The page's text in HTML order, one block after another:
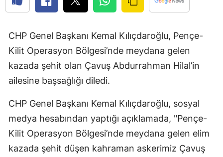
CHP Genel Başkanı Kemal Kılıçdaroğlu, Pençe-
Kilit Operasyon Bölgesi’nde meydana gelen
kazada şehit olan Çavuş Abdurrahman Hilal’in
ailesine başsağlığı diledi.
CHP Genel Başkanı Kemal Kılıçdaroğlu, sosyal
medya hesabından yaptığı açıklamada, "Pençe-
Kilit Operasyon Bölgesi’nde meydana gelen elim
kazada şehit düşen kahraman askerimiz Çavuş